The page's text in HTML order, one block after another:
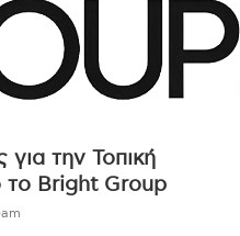
για την Τοπική
το Bright Group